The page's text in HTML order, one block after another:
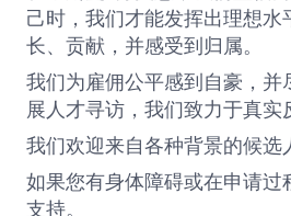
己时，我们才能发挥出理想水
长、贡献，并感受到归属。
我们为雇佣公平感到自豪，
展人才寻访，我们致力于真实
我们欢迎来自各种背景的候选
如果您有身体障碍或在申请
支持。